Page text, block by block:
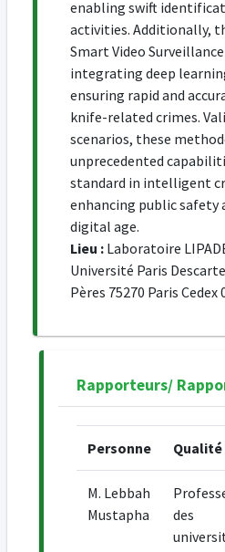
enabling swift
activities. Additionally,
Smart Video Surveillance
integrating deep
ensuring rapid and
knife-related crimes.
scenarios, these
unprecedented
standard in intelligent
enhancing public safety
digital age.
Lieu :Laboratoire
Université Paris
Pères 75270 Paris Cedex
Rapporteurs/
Personne Qualité
M. Lebbah
Mustapha
des